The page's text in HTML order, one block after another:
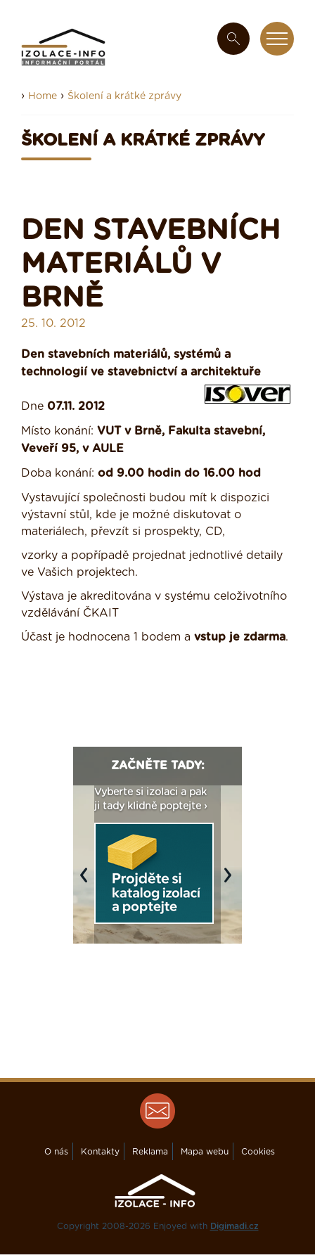
› Home › Školení a krátké zprávy
ŠKOLENÍ A KRÁTKÉ ZPRÁVY
DEN STAVEBNÍCH
MATERIÁLŮ V
BRNĚ
25. 10. 2012
Den stavebních materiálů, systémů a
technologií ve stavebnictví a architektuře
Dne 07.11. 2012
Místo konání: VUT v Brně, Fakulta stavební,
Veveří 95, v AULE
Doba konání: od 9.00 hodin do 16.00 hod
Vystavující společnosti budou mít k dispozici
výstavní stůl, kde je možné diskutovat o
materiálech, převzít si prospekty, CD,
vzorky a popřípadě projednat jednotlivé detaily
ve Vašich projektech.
Výstava je akreditována v systému celoživotního
vzdělávání ČKAIT
Účast je hodnocena 1 bodem a vstup je zdarma.
ZAČNĚTE TADY:
Vyberte si izolaci a pak
ji tady klidně poptejte ›
Previous Next
O nás Kontakty Reklama Mapa webu Cookies
Copyright 2008-2026 Enjoyed with Digimadi.cz